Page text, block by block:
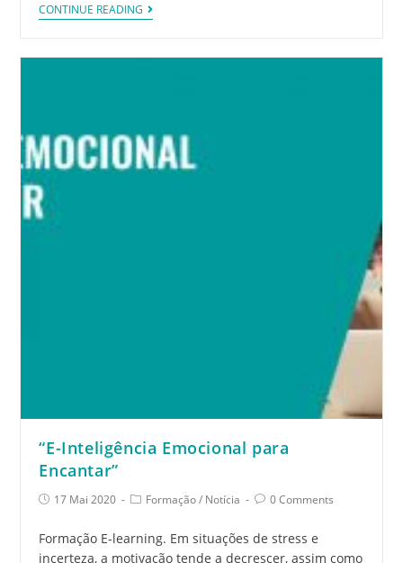
CONTINUE READING
“E-Inteligência Emocional para
Encantar”
17 Mai 2020 Formação / Notícia 0 Comments
Formação E-learning. Em situações de stress e
incerteza, a motivação tende a decrescer, assim como